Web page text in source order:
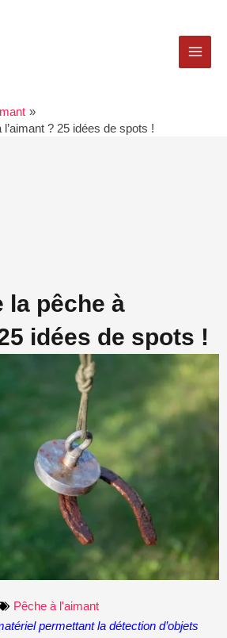
? 25 idées de spots !
la pêche à
idées de spots !
Pêche à l'aimant
permettant la détection d’objets